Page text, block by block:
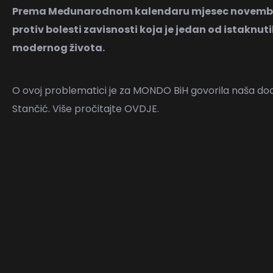
Prema Međunarodnom kalendaru mjesec
protiv bolesti zavisnosti koja je jedan od
modernog života.
O ovoj problematici je za MONDO BiH govorila naša
Stančić. Više pročitajte OVDJE.